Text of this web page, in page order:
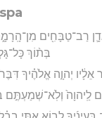
רַב־טַבָּחִ֖ים
בְּת֨וֹךְ
אֵלָ֔יו יְהוָ֣ה אֱלֹהֶ֗יךָ
לַֽיהוָה֙ וְלֹֽא־שְׁמַעְתֶּ֣ם